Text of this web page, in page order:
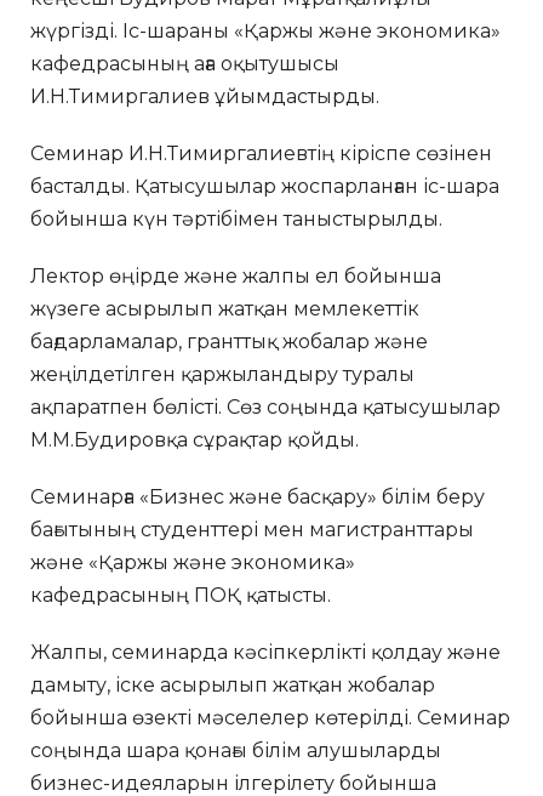
жүргізді. Іс-шараны «Қаржы және экономика»
кафедрасының аға оқытушысы
И.Н.Тимиргалиев ұйымдастырды.
Семинар И.Н.Тимиргалиевтің кіріспе сөзінен
басталды. Қатысушылар жоспарланған іс-шара
бойынша күн тәртібімен таныстырылды.
Лектор өңірде және жалпы ел бойынша
жүзеге асырылып жатқан мемлекеттік
бағдарламалар, гранттық жобалар және
жеңілдетілген қаржыландыру туралы
ақпаратпен бөлісті. Сөз соңында қатысушылар
М.М.Будировқа сұрақтар қойды.
Семинарға «Бизнес және басқару» білім беру
бағытының студенттері мен магистранттары
және «Қаржы және экономика»
кафедрасының ПОҚ қатысты.
Жалпы, семинарда кәсіпкерлікті қолдау және
дамыту, іске асырылып жатқан жобалар
бойынша өзекті мәселелер көтерілді. Семинар
соңында шара қонағы білім алушыларды
бизнес-идеяларын ілгерілету бойынша